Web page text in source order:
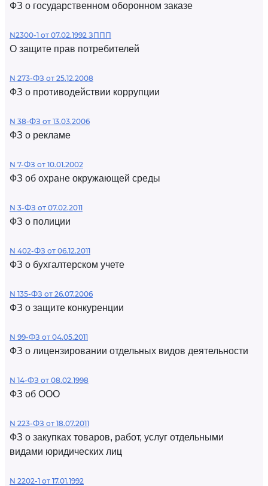
ФЗ о государственном оборонном заказе
N2300-1 от 07.02.1992 ЗППП
О защите прав потребителей
N 273-ФЗ от 25.12.2008
ФЗ о противодействии коррупции
N 38-ФЗ от 13.03.2006
ФЗ о рекламе
N 7-ФЗ от 10.01.2002
ФЗ об охране окружающей среды
N 3-ФЗ от 07.02.2011
ФЗ о полиции
N 402-ФЗ от 06.12.2011
ФЗ о бухгалтерском учете
N 135-ФЗ от 26.07.2006
ФЗ о защите конкуренции
N 99-ФЗ от 04.05.2011
ФЗ о лицензировании отдельных видов деятельности
N 14-ФЗ от 08.02.1998
ФЗ об ООО
N 223-ФЗ от 18.07.2011
ФЗ о закупках товаров, работ, услуг отдельными
видами юридических лиц
N 2202-1 от 17.01.1992